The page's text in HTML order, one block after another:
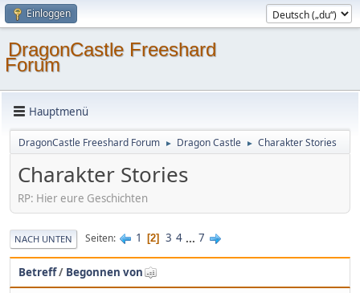
Einloggen
DragonCastle Freeshard
Forum
Hauptmenü
DragonCastle Freeshard Forum ► Dragon Castle ► Charakter Stories
Charakter Stories
RP: Hier eure Geschichten
NACH UNTEN Seiten 1 2 3 4 ... 7
Betreff/ Begonnen von